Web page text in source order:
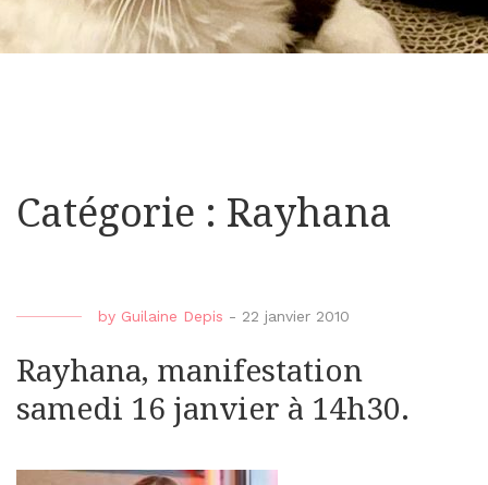
Catégorie : Rayhana
by Guilaine Depis - 22 janvier 2010
Rayhana, manifestation
samedi 16 janvier à 14h30.